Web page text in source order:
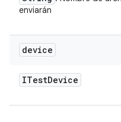
enviarán
device
ITestDevice